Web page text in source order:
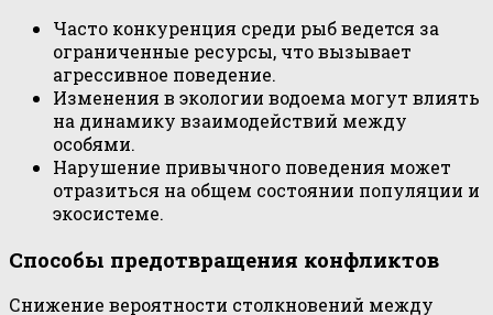
Часто конкуренция среди рыб ведется за
ограниченные ресурсы, что вызывает
агрессивное поведение.
Изменения в экологии водоема могут влиять
на динамику взаимодействий между
особями.
Нарушение привычного поведения может
отразиться на общем состоянии популяции и
экосистеме.
Способы предотвращения конфликтов
Снижение вероятности столкновений между